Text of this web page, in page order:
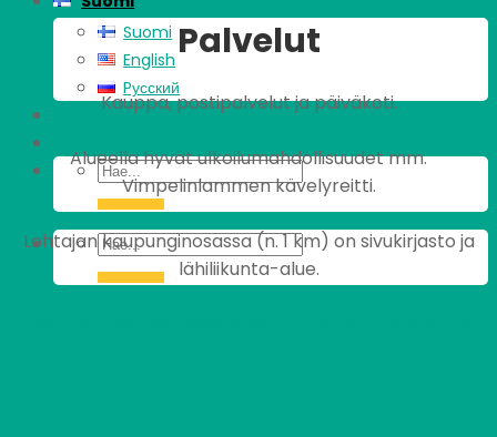
Suomi
English
Pусский
Palvelut
Kauppa, postipalvelut ja päiväkoti.
Alueella hyvät ulkoilumahdollisuudet mm.
Vimpelinlammen kävelyreitti.
Lohtajan kaupunginosassa (n. 1 km) on sivukirjasto ja
lähiliikunta-alue.